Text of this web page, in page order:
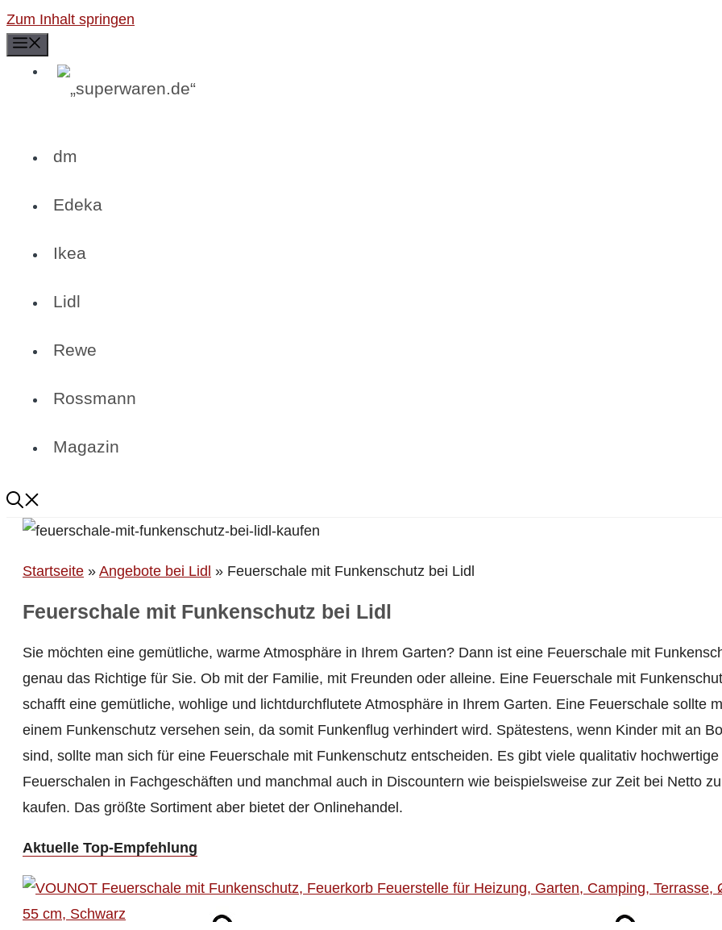
Zum Inhalt springen
dm
Edeka
Ikea
Lidl
Rewe
Rossmann
Magazin
Startseite » Angebote bei Lidl » Feuerschale mit Funkenschutz bei Lidl
Feuerschale mit Funkenschutz bei Lidl
Sie möchten eine gemütliche, warme Atmosphäre in Ihrem Garten? Dann ist eine Feuerschale mit
genau das Richtige für Sie. Ob mit der Familie, mit Freunden oder alleine. Eine Feuerschale mit
schafft eine gemütliche, wohlige und lichtdurchflutete Atmosphäre in Ihrem Garten. Eine Feuerschale sollte
einem Funkenschutz versehen sein, da somit Funkenflug verhindert wird. Spätestens, wenn Kinder mit an
sind, sollte man sich für eine Feuerschale mit Funkenschutz entscheiden. Es gibt viele qualitativ hochwertige
Feuerschalen in Fachgeschäften und manchmal auch in Discountern wie beispielsweise zur Zeit bei Netto zu
kaufen. Das größte Sortiment aber bietet der Onlinehandel.
Aktuelle Top-Empfehlung